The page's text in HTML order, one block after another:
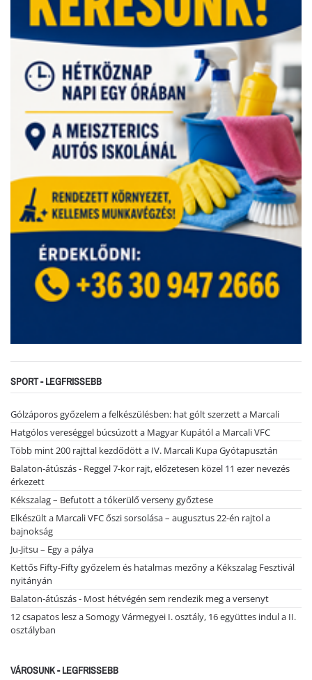
SPORT - LEGFRISSEBB
Gólzáporos győzelem a felkészülésben: hat gólt szerzett a Marcali
Hatgólos vereséggel búcsúzott a Magyar Kupától a Marcali VFC
Több mint 200 rajttal kezdődött a IV. Marcali Kupa Gyótapusztán
Balaton-átúszás - Reggel 7-kor rajt, előzetesen közel 11 ezer nevezés
érkezett
Kékszalag – Befutott a tókerülő verseny győztese
Elkészült a Marcali VFC őszi sorsolása – augusztus 22-én rajtol a
bajnokság
Ju-Jitsu – Egy a pálya
Kettős Fifty-Fifty győzelem és hatalmas mezőny a Kékszalag Fesztivál
nyitányán
Balaton-átúszás - Most hétvégén sem rendezik meg a versenyt
12 csapatos lesz a Somogy Vármegyei I. osztály, 16 együttes indul a II.
osztályban
VÁROSUNK - LEGFRISSEBB